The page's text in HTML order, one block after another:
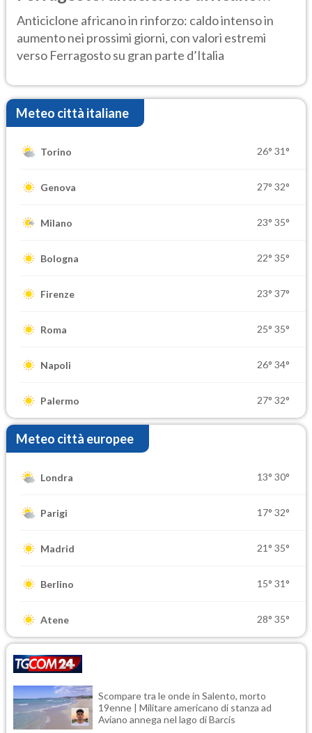
ancora protagonista
Anticiclone africano in rinforzo: caldo intenso in
aumento nei prossimi giorni, con valori estremi
verso Ferragosto su gran parte d’Italia
Meteo città italiane
Torino 26° 31°
Genova 27° 32°
Milano 23° 35°
Bologna 22° 35°
Firenze 23° 37°
Roma 25° 35°
Napoli 26° 34°
Palermo 27° 32°
Meteo città europee
Londra 13° 30°
Parigi 17° 32°
Madrid 21° 35°
Berlino 15° 31°
Atene 28° 35°
Scompare tra le onde in Salento, morto
19enne | Militare americano di stanza ad
Aviano annega nel lago di Barcis